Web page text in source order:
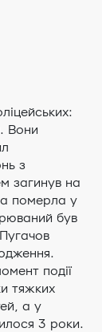
Вони
з
загинув на
померла у
був
події
тяжких
а у
3 роки.